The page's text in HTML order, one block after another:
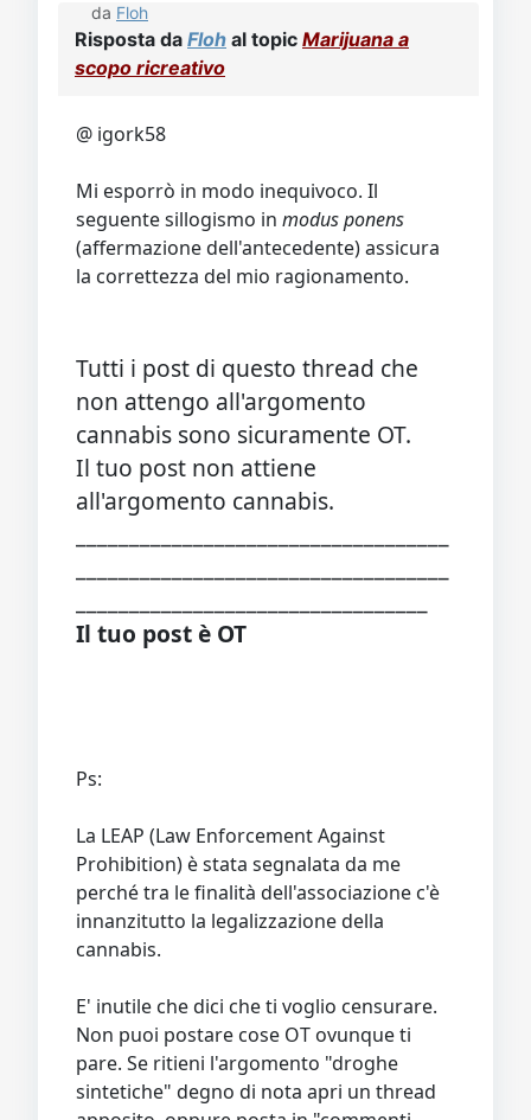
da Floh
Risposta da Floh al topic Marijuana a
scopo ricreativo
@ igork58
Mi esporrò in modo inequivoco. Il
seguente sillogismo in modus ponens
(affermazione dell'antecedente) assicura
la correttezza del mio ragionamento.
Tutti i post di questo thread che
non attengo all'argomento
cannabis sono sicuramente OT.
Il tuo post non attiene
all'argomento cannabis.
Il tuo post è OT
Ps:
La LEAP (Law Enforcement Against
Prohibition) è stata segnalata da me
perché tra le finalità dell'associazione c'è
innanzitutto la legalizzazione della
cannabis.
E' inutile che dici che ti voglio censurare.
Non puoi postare cose OT ovunque ti
pare. Se ritieni l'argomento "droghe
sintetiche" degno di nota apri un thread